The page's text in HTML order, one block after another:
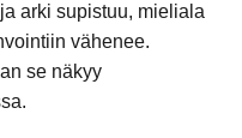
arki supistuu, mieliala
vähenee.
se näkyy